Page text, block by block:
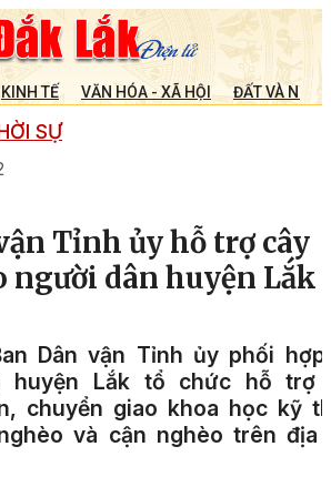
KINH TẾ VĂN HÓA - XÃ HỘI ĐẤT VÀ
SỰ
Tỉnh ủy hỗ trợ cây
người dân huyện Lắk
Dân vận Tỉnh ủy phối
huyện Lắk tổ chức hỗ trợ
chuyển giao khoa học kỹ
và cận nghèo trên địa